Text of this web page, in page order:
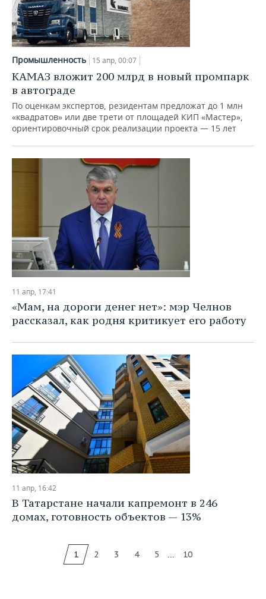
Промышленность 15 апр, 00:07
КАМАЗ вложит 200 млрд в новый промпарк
в автограде
По оценкам экспертов, резидентам предложат до 1 млн
«квадратов» или две трети от площадей КИП «Мастер»,
ориентировочный срок реализации проекта — 15 лет
11 апр, 17:41
«Мам, на дороги денег нет»: мэр Челнов
рассказал, как родня критикует его работу
11 апр, 16:42
В Татарстане начали капремонт в 246
домах, готовность объектов — 13%
1 2 3 4 5 ... 10